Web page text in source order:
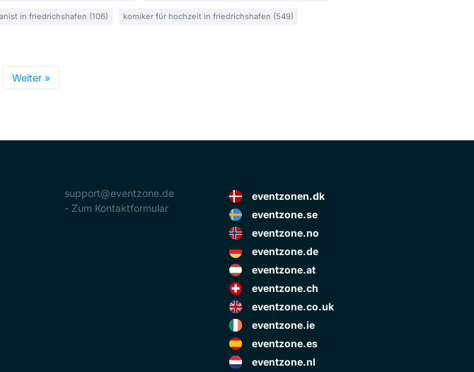
in friedrichshafen (106) komiker für hochzeit in friedrichshafen (549)
Weiter »
support@eventzone.de
- Zum Kontaktformular
eventzonen.dk
eventzone.se
eventzone.no
eventzone.de
eventzone.at
eventzone.ch
eventzone.co.uk
eventzone.ie
eventzone.es
eventzone.nl